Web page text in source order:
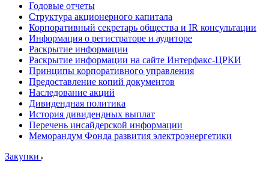
Годовые отчеты
Структура акционерного капитала
Корпоративный секретарь общества и IR консультации
Информация о регистраторе и аудиторе
Раскрытие информации
Раскрытие информации на сайте Интерфакс-ЦРКИ
Принципы корпоративного управления
Предоставление копий документов
Наследование акций
Дивидендная политика
История дивидендных выплат
Перечень инсайдерской информации
Меморандум Фонда развития электроэнергетики
Закупки